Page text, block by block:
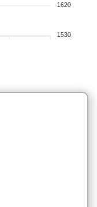
1620
1530